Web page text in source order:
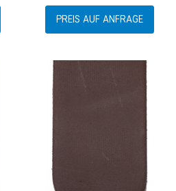
PREIS AUF ANFRAGE
Zur Wunschliste hinzufügen
Zur Vergleichsliste hinzufügen
Schnellansicht